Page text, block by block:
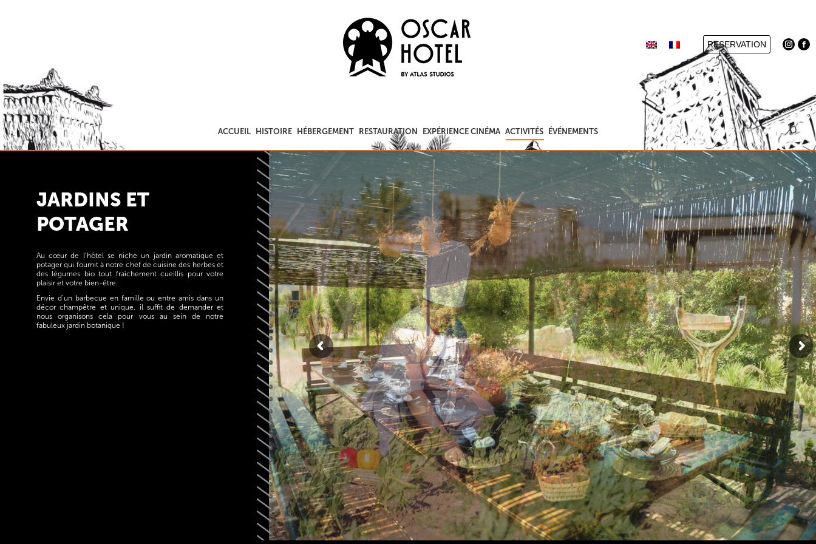
RESERVATION
ACCUEIL HISTOIRE HÉBERGEMENT RESTAURATION EXPÉRIENCE CINÉMA ACTIVITÉS ÉVÉNEMENTS
JARDINS ET
POTAGER
Au cœur de l’hôtel se niche un jardin aromatique et
potager qui fournit à notre chef de cuisine des herbes et
des légumes bio tout fraîchement cueillis pour votre
plaisir et votre bien-être.
Envie d’un barbecue en famille ou entre amis dans un
décor champêtre et unique, il suffit de demander et
nous organisons cela pour vous au sein de notre
fabuleux jardin botanique !